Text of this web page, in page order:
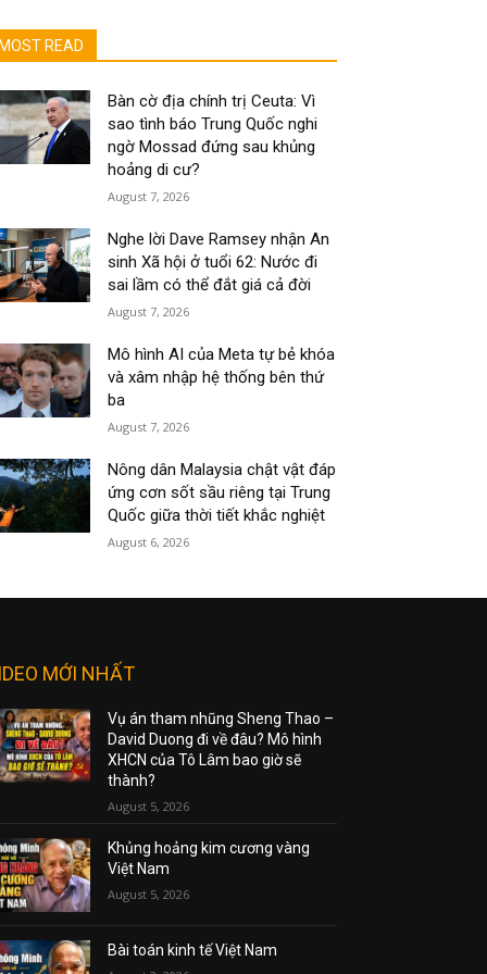
MOST READ
Bàn cờ địa chính trị Ceuta: Vì
sao tình báo Trung Quốc nghi
ngờ Mossad đứng sau khủng
hoảng di cư?
August 7, 2026
Nghe lời Dave Ramsey nhận An
sinh Xã hội ở tuổi 62: Nước đi
sai lầm có thể đắt giá cả đời
August 7, 2026
Mô hình AI của Meta tự bẻ khóa
và xâm nhập hệ thống bên thứ
ba
August 7, 2026
Nông dân Malaysia chật vật đáp
ứng cơn sốt sầu riêng tại Trung
Quốc giữa thời tiết khắc nghiệt
August 6, 2026
MỚI NHẤT
Vụ án tham nhũng Sheng Thao –
David Duong đi về đâu? Mô hình
XHCN của Tô Lâm bao giờ sẽ
thành?
August 5, 2026
Khủng hoảng kim cương vàng
Việt Nam
August 5, 2026
Bài toán kinh tế Việt Nam